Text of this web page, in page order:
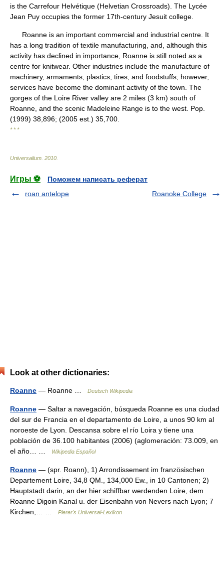
is the Carrefour Helvétique (Helvetian Crossroads). The Lycée
Jean Puy occupies the former 17th-century Jesuit college.
Roanne is an important commercial and industrial centre. It
has a long tradition of textile manufacturing, and, although this
activity has declined in importance, Roanne is still noted as a
centre for knitwear. Other industries include the manufacture of
machinery, armaments, plastics, tires, and foodstuffs; however,
services have become the dominant activity of the town. The
gorges of the Loire River valley are 2 miles (3 km) south of
Roanne, and the scenic Madeleine Range is to the west. Pop.
(1999) 38,896; (2005 est.) 35,700.
* * *
Universalium 2010
Игры ⚽
Поможем написать реферат
roan antelope
Roanoke College
Look at other dictionaries:
Roanne — Roanne … Deutsch Wikipedia
Roanne — Saltar a navegación, búsqueda Roanne es una ciudad
del sur de Francia en el departamento de Loire, a unos 90 km al
noroeste de Lyon. Descansa sobre el río Loira y tiene una
población de 36.100 habitantes (2006) (aglomeración: 73.009, en
el año… …
Wikipedia Español
Roanne — (spr. Roann), 1) Arrondissement im französischen
Departement Loire, 34,8 QM., 134,000 Ew., in 10 Cantonen; 2)
Hauptstadt darin, an der hier schiffbar werdenden Loire, dem
Roanne Digoin Kanal u. der Eisenbahn von Nevers nach Lyon; 7
Kirchen,… …
Pierer's Universal-Lexikon